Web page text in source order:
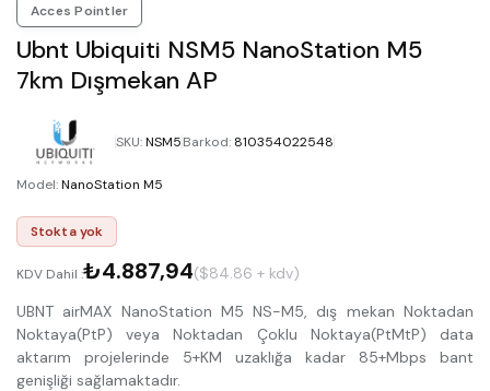
Acces Pointler
Ubnt Ubiquiti NSM5 NanoStation M5
7km Dışmekan AP
SKU:NSM5Barkod: 810354022548
Model:NanoStation M5
Stokta yok
KDV Dahil :₺4.887,94($84.86 + kdv)
UBNT airMAX NanoStation M5 NS-M5, dış mekan Noktadan
Noktaya(PtP) veya Noktadan Çoklu Noktaya(PtMtP) data
aktarım projelerinde 5+KM uzaklığa kadar 85+Mbps bant
genişliği sağlamaktadır.